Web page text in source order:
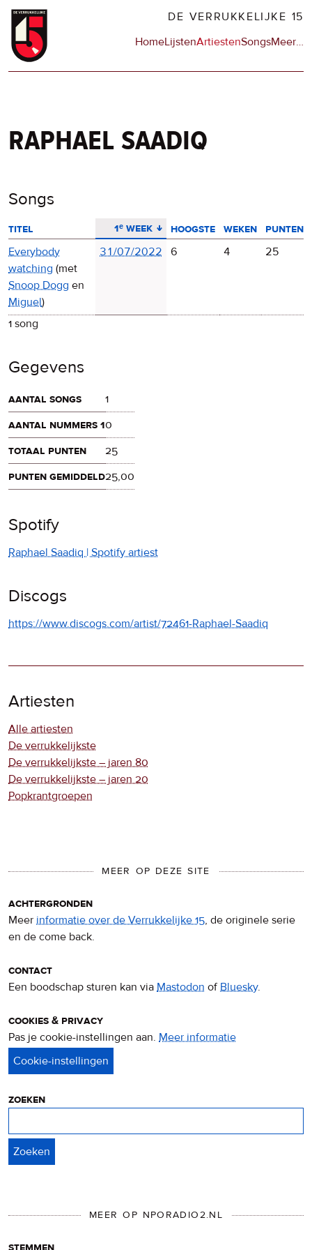
Overslaan
naar
DE VERRUKKELIJKE 15
Hoofdnavigatie
HomeLijstenArtiestenSongsMeerop
…
raphael saadiq
Songs
titel 1ᵉ week
aflopend sorteren hoogste weken
punten
Everybody
watching (met
Snoop Dogg en
Miguel)
31/07/2022 6 4 25
1 song
Gegevens
aantal songs
1
aantal nummers 10
totaal punten
25
punten gemiddeld25,00
Spotify
Raphael Saadiq | Spotify artiest
Discogs
https://www.discogs.com/artist/72461-Raphael-Saadiq
Artiesten
Alle artiesten
De verrukkelijkste
De verrukkelijkste – jaren 80
De verrukkelijkste – jaren 20
Popkrantgroepen
MEER OP DEZE SITE
achtergronden
Meer informatie over de Verrukkelijke 15, de originele serie
en de come back.
contact
Een boodschap sturen kan via Mastodon ofBluesky.
cookies & privacy
Pas je cookie-instellingen aan. Meer informatie
zoeken
MEER OP NPORADIO2.NL